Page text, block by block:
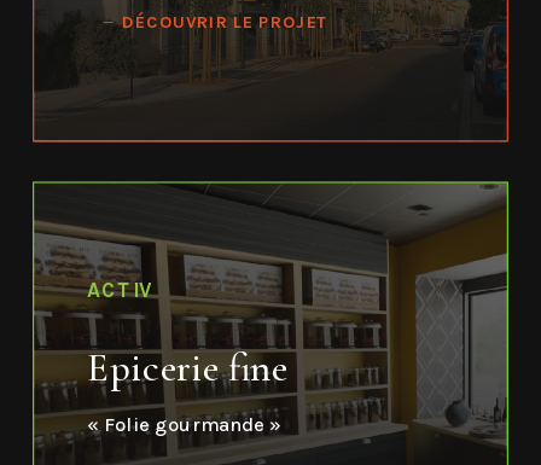
DÉCOUVRIR LE PROJET
ACTIV
Epicerie fine
« Folie gourmande »